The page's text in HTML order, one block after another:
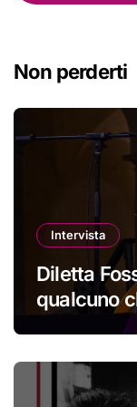
Non perderti
Intervista
Diletta
qualcuno